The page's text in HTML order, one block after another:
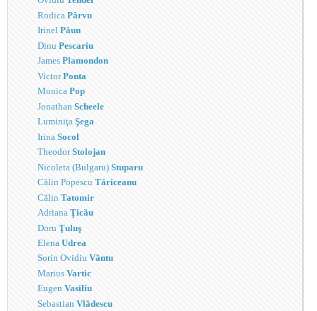
RodicaPârvu
IrinelPăun
DinuPescariu
JamesPlamondon
VictorPonta
MonicaPop
JonathanScheele
LuminiţaŞega
IrinaSocol
TheodorStolojan
Nicoleta (Bulgaru)Stuparu
Călin PopescuTăriceanu
CălinTatomir
AdrianaŢicău
DoruŢuluş
ElenaUdrea
Sorin OvidiuVântu
MariusVartic
EugenVasiliu
SebastianVlădescu